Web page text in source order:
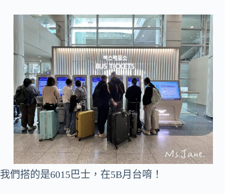
我們搭的是6015巴士，在5B月台唷！